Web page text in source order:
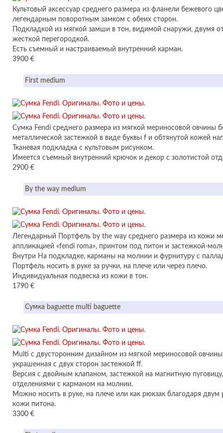
Культовый аксессуар среднего размера из фланели бежевого
легендарным поворотным замком с обеих сторон.
Подкладкой из мягкой замши в тон, видимой снаружи, двумя
жесткой перегородкой.
Есть съемный и настраиваемый внутренний карман.
3900 €
First medium
Сумка Fendi среднего размера из мягкой мериносовой овчины
металлической застежкой в виде буквы f и обтянутой кожей
Тканевая подкладка с культовым рисунком.
Имеется съемный внутренний крючок и декор с золотистой
2900 €
By the way medium
Легендарный Портфель by the way среднего размера из кожи
аппликацией «fendi roma», принтом под питон и застежкой-
Внутри На подкладке, карманы на молнии и фурнитуру с
Портфель носить в руке за ручки, на плече или через плечо.
Индивидуальная подвеска из кожи в тон.
1790 €
Сумка baguette multi baguette
Multi с двусторонним дизайном из мягкой мериносовой овчины
украшенная с двух сторон застежкой ff.
Версия с двойным клапаном, застежкой на магнитную
отделениями с карманом на молнии.
Можно носить в руке, на плече или как рюкзак благодаря
кожи питона.
3300 €